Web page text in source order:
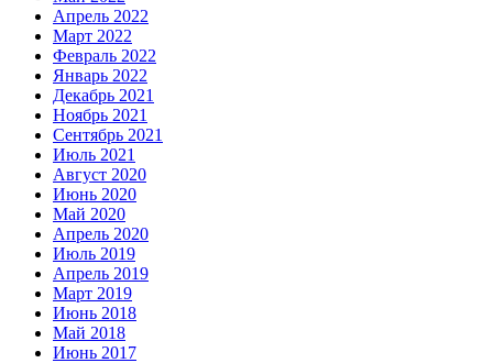
Апрель 2022
Март 2022
Февраль 2022
Январь 2022
Декабрь 2021
Ноябрь 2021
Сентябрь 2021
Июль 2021
Август 2020
Июнь 2020
Май 2020
Апрель 2020
Июль 2019
Апрель 2019
Март 2019
Июнь 2018
Май 2018
Июнь 2017